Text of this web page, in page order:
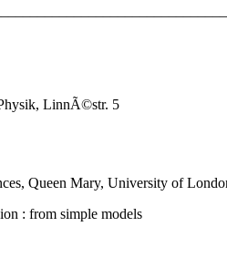
LinnÃ©str. 5
Queen Mary, University of
: from simple models